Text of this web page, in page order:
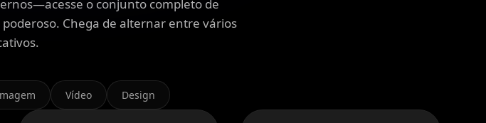
o conjunto completo de
Chega de alternar entre vários
Vídeo Design